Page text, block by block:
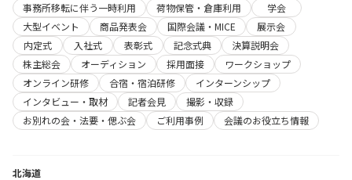
事務所移転に伴う一時利用
荷物保管・倉庫利用
学会
大型イベント
商品発表会 国際会議・MICE
展示会
内定式
入社式 表彰式 記念式典
決算説明会
株主総会
オーディション 採用面接
ワークショップ
オンライン研修
合宿・宿泊研修
インターンシップ
インタビュー・取材
記者会見
撮影・収録
お別れの会・法要・偲ぶ会
ご利用事例 会議のお役立ち情報
北海道